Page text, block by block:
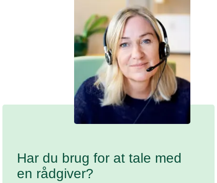
Har du brug for at tale med
en rådgiver?